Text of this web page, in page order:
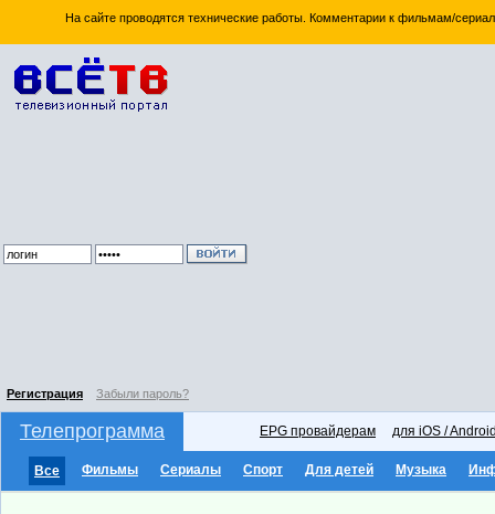
На сайте проводятся технические работы. Комментарии к фильмам/
Регистрация Забыли пароль?
Телепрограмма EPG провайдерам для iOS /
Все Фильмы Сериалы Спорт Для детей Музыка